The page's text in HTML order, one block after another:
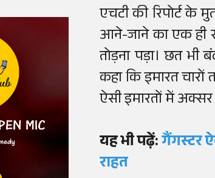
एचटी की रिपोर्ट के
आने-जाने का एक ही
तोड़ना पड़ा। छत भी
कहा कि इमारत
ऐसी इमारतों में
यह भी पढ़ें:गैंगस्टर
राहत